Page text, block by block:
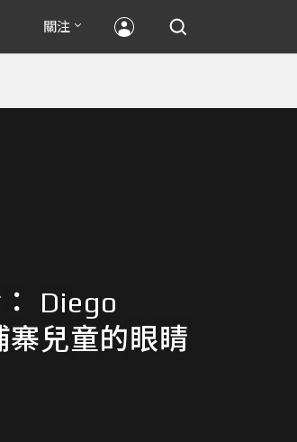
關注
Diego
兒童的眼睛